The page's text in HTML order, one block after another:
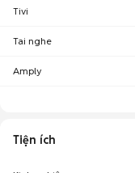
Tivi
Tai nghe
Amply
Tiện ích